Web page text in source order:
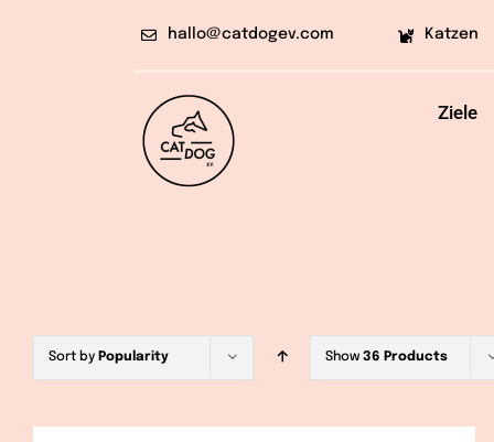
hallo@catdogev.com Katzen
Ziele
Sort by Popularity Show 36 Products